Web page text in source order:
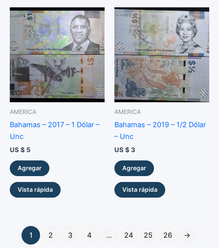
AMERICA
Bahamas – 2017 – 1 Dólar –
Unc
US $ 5
Agregar
Vista rápida
AMERICA
Bahamas – 2019 – 1/2 Dólar
– Unc
US $ 3
Agregar
Vista rápida
1 2 3 4 … 24 25 26 →